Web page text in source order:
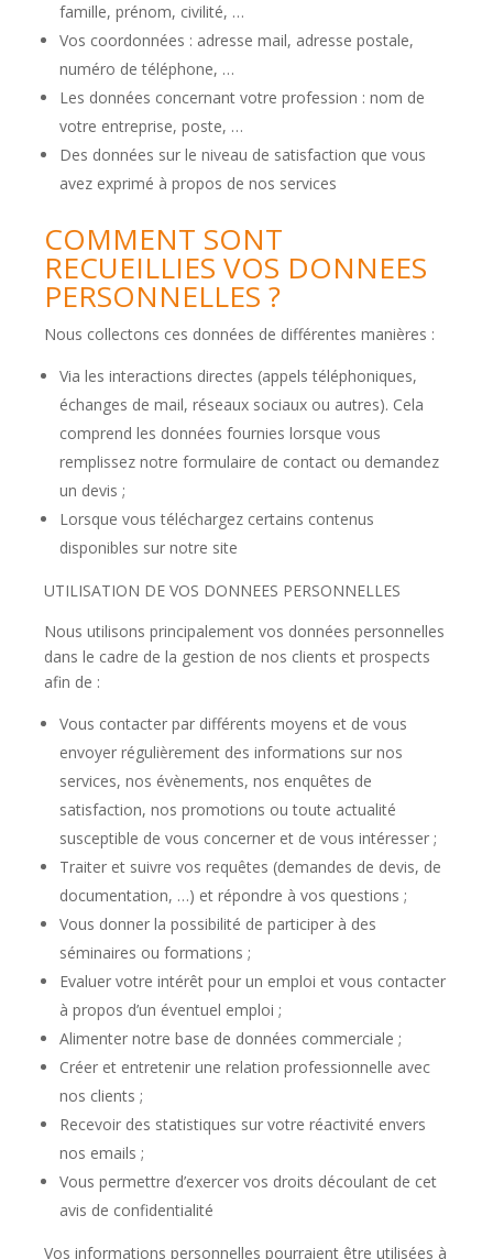
famille, prénom, civilité, …
Vos coordonnées : adresse mail, adresse postale,
numéro de téléphone, …
Les données concernant votre profession : nom de
votre entreprise, poste, …
Des données sur le niveau de satisfaction que vous
avez exprimé à propos de nos services
COMMENT SONT
RECUEILLIES VOS DONNEES
PERSONNELLES ?
Nous collectons ces données de différentes manières :
Via les interactions directes (appels téléphoniques,
échanges de mail, réseaux sociaux ou autres). Cela
comprend les données fournies lorsque vous
remplissez notre formulaire de contact ou demandez
un devis ;
Lorsque vous téléchargez certains contenus
disponibles sur notre site
UTILISATION DE VOS DONNEES PERSONNELLES
Nous utilisons principalement vos données personnelles
dans le cadre de la gestion de nos clients et prospects
afin de :
Vous contacter par différents moyens et de vous
envoyer régulièrement des informations sur nos
services, nos évènements, nos enquêtes de
satisfaction, nos promotions ou toute actualité
susceptible de vous concerner et de vous intéresser ;
Traiter et suivre vos requêtes (demandes de devis, de
documentation, …) et répondre à vos questions ;
Vous donner la possibilité de participer à des
séminaires ou formations ;
Evaluer votre intérêt pour un emploi et vous contacter
à propos d’un éventuel emploi ;
Alimenter notre base de données commerciale ;
Créer et entretenir une relation professionnelle avec
nos clients ;
Recevoir des statistiques sur votre réactivité envers
nos emails ;
Vous permettre d’exercer vos droits découlant de cet
avis de confidentialité
Vos informations personnelles pourraient être utilisées à